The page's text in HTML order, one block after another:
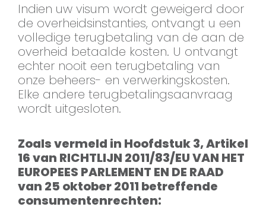
Indien uw visum wordt geweigerd door
de overheidsinstanties, ontvangt u een
volledige terugbetaling van de aan de
overheid betaalde kosten. U ontvangt
echter nooit een terugbetaling van
onze beheers- en verwerkingskosten.
Elke andere terugbetalingsaanvraag
wordt uitgesloten.
Zoals vermeld in Hoofdstuk 3, Artikel
16 van RICHTLIJN 2011/83/EU VAN HET
EUROPEES PARLEMENT EN DE RAAD
van 25 oktober 2011 betreffende
consumentenrechten: